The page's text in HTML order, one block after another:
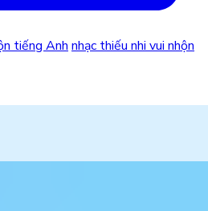
tiếng Anh nhạc thiếu nhi vui nhộn
nhất bằng tiếng Anh cho
vị trí của danh từ trong